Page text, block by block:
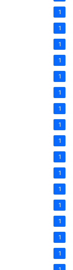
1
1
1
1
1
1
1
1
1
1
1
1
1
1
1
1